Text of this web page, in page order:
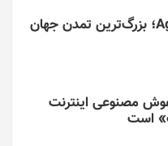
بازی/ Age of 2048؛ بزرگ‌ترین تمدن جهان
مصنوعی اینترنت
است